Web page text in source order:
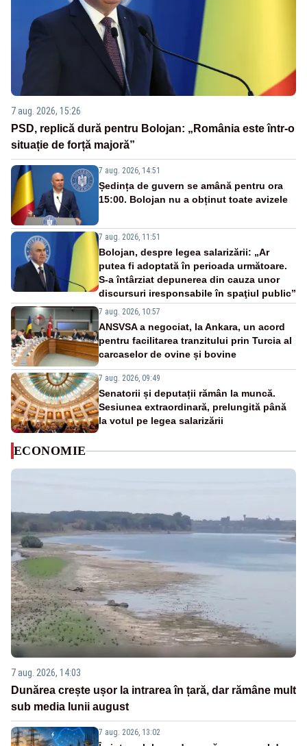
7 aug. 2026, 15:26
PSD, replică dură pentru Bolojan: „România este într-o
situație de forță majoră”
7 aug. 2026, 14:51
Ședința de guvern se amână pentru ora
15:00. Bolojan nu a obținut toate avizele
7 aug. 2026, 11:51
Bolojan, despre legea salarizării: „Ar
putea fi adoptată în perioada următoare.
S-a întârziat depunerea din cauza unor
discursuri iresponsabile în spaţiul public”
7 aug. 2026, 10:57
ANSVSA a negociat, la Ankara, un acord
pentru facilitarea tranzitului prin Turcia al
carcaselor de ovine și bovine
7 aug. 2026, 09:49
Senatorii și deputații rămân la muncă.
Sesiunea extraordinară, prelungită până
la votul pe legea salarizării
ECONOMIE
7 aug. 2026, 14:03
Dunărea crește ușor la intrarea în țară, dar rămâne mult
sub media lunii august
7 aug. 2026, 13:02